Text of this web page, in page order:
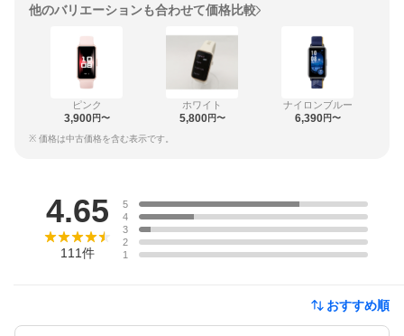
他のバリエーションも合わせて価格比較
ピンク
3,900円〜
ホワイト
5,800円〜
ナイロンブルー
6,390円〜
※ 価格は中古価格を含む表示です。
4.65
111件
5
4
3
2
1
おすすめ順